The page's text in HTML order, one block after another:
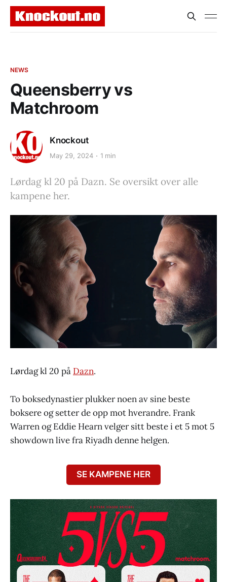
NEWS
Queensberry vs
Matchroom
Knockout
May 29, 2024 1 min
Lørdag kl 20 på Dazn. Se oversikt over alle
kampene her.
Lørdag kl 20 på Dazn.
To boksedynastier plukker noen av sine beste
boksere og setter de opp mot hverandre. Frank
Warren og Eddie Hearn velger sitt beste i et 5 mot 5
showdown live fra Riyadh denne helgen.
SE KAMPENE HER